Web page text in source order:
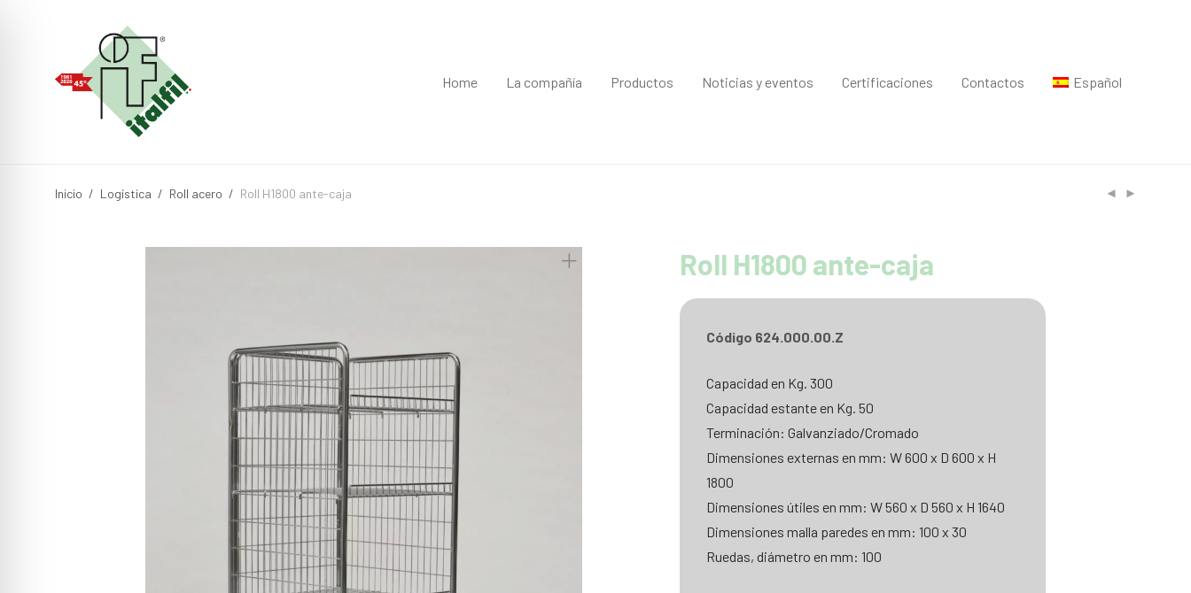
Home La compañía Productos Noticias y eventos Certificaciones Contactos Español
Inicio / Logística / Roll acero / Roll H1800 ante-caja
Roll H1800 ante-caja
Código 624.000.00.Z
Capacidad en Kg. 300
Capacidad estante en Kg. 50
Terminación: Galvanziado/Cromado
Dimensiones externas en mm: W 600 x D 600 x H
1800
Dimensiones útiles en mm: W 560 x D 560 x H 1640
Dimensiones malla paredes en mm: 100 x 30
Ruedas, diámetro en mm: 100